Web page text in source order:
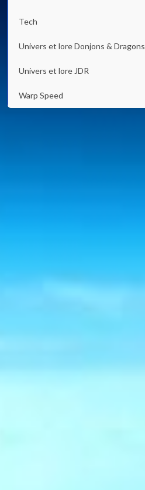
Tech
Univers et lore Donjons & Dragons
Univers et lore JDR
Warp Speed